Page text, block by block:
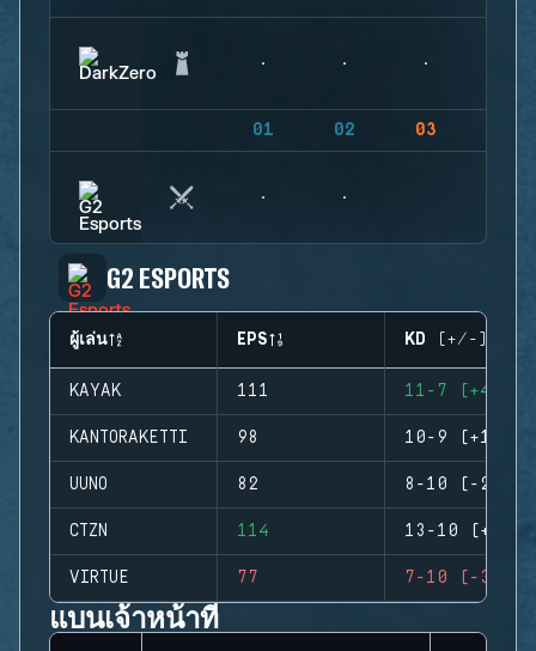
01 02 03
G2 ESPORTS
ผู้เล่น EPS KD (+/-)
KAYAK 111 11-7 (+4)
KANTORAKETTI 98 10-9 (+1)
UUNO 82 8-10 (-2)
CTZN 114 13-10 (+3)
VIRTUE 77 7-10 (-3)
แบนเจ้าหน้าที่